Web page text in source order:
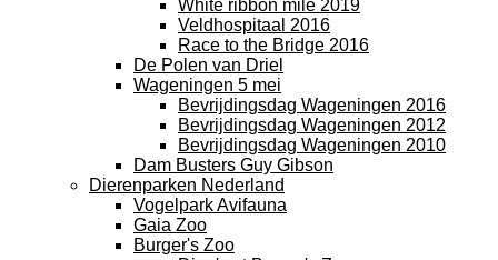
White ribbon mile 2019
Veldhospitaal 2016
Race to the Bridge 2016
De Polen van Driel
Wageningen 5 mei
Bevrijdingsdag Wageningen 2016
Bevrijdingsdag Wageningen 2012
Bevrijdingsdag Wageningen 2010
Dam Busters Guy Gibson
Dierenparken Nederland
Vogelpark Avifauna
Gaia Zoo
Burger's Zoo